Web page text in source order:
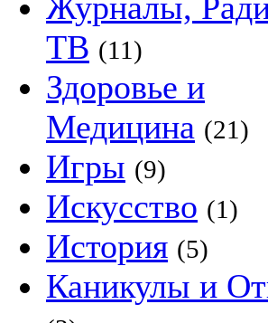
ТВ (11)
Здоровье и
Медицина (21)
Игры (9)
Искусство (1)
История (5)
Каникулы и